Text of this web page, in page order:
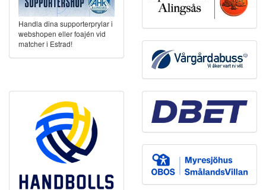
Handla dina supporterprylar i
webshopen eller foajén vid
matcher i Estrad!